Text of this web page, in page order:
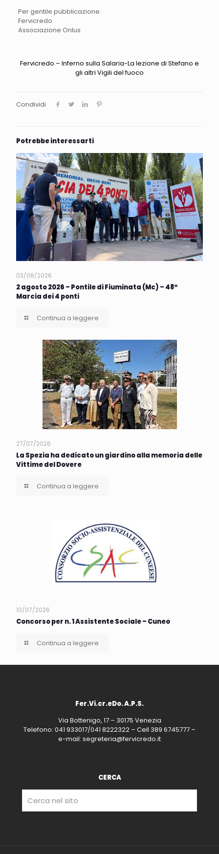
Per gentile pubblicazione.
Fervicredo
Associazione Onlus
Fervicredo – Inferno sulla Salaria-La lezione di Stefano e
gli altri Vigili del fuoco
Condividi
Potrebbe interessarti
03/08/2026
2 agosto 2026 – Pontile di Fiuminata (Mc) – 48°
Marcia dei 4 ponti
Continua a leggere
27/07/2026
La Spezia ha dedicato un giardino alla memoria delle
Vittime del Dovere
Continua a leggere
10/07/2026
Concorso per n. 1 Assistente Sociale – Cuneo
Continua a leggere
Fer.Vi.cr.eDo. A.P.S.
Via Bottenigo, 17 – 30175 Venezia
Telefono: 041 933017/041 8222322 – Cell 389 6745777 –
e-mail: segreteria@fervicredo.it
CERCA